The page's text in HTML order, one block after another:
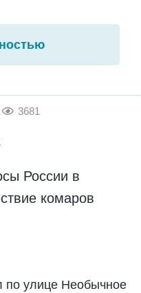
3681
России в
комаров
по улице Необычное